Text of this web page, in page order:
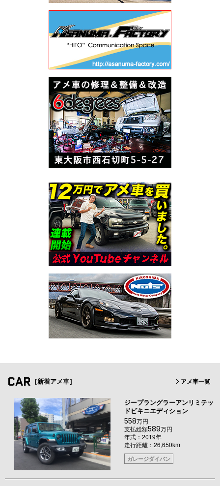
CAR ［新着アメ車］ アメ車一覧
ジープラングラーアンリミテッ
ドビキニエディション
558万円
支払総額589万円
年式：2019年
走行距離：26,650km
ガレージダイバン